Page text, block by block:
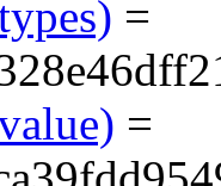
=
=